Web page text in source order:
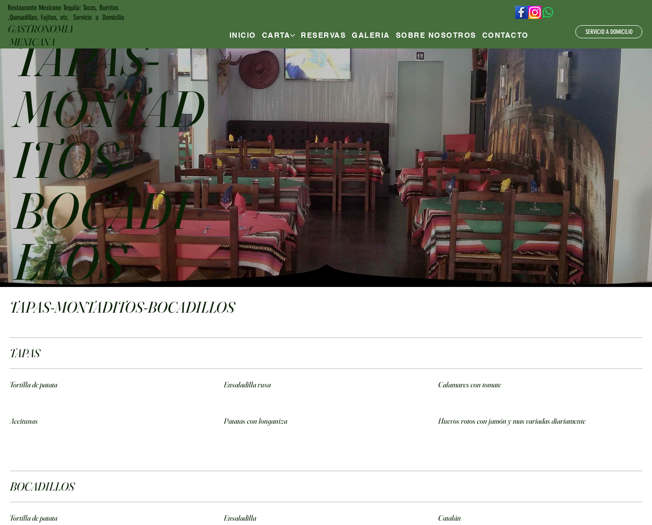
Restaurante Mexicano Tequila: Tacos, Burritos
,Quesadillas, Fajitas, etc. Servicio a Domicilio
GASTRONOMIA
MEXICANA
INICIO CARTA RESERVAS GALERIA SOBRE NOSOTROS CONTACTO SERVICIO A DOMICILIO
TAPAS-
MONTAD
ITOS-
BOCADI
LLOS
TAPAS-MONTADITOS-BOCADILLOS
TAPAS
Tortilla de patata Ensaladilla rusa Calamares con tomate
Aceitunas Patatas con longaniza Huevos rotos con jamón y mas variadas diariamente
BOCADILLOS
Tortilla de patata Ensaladilla Catalán